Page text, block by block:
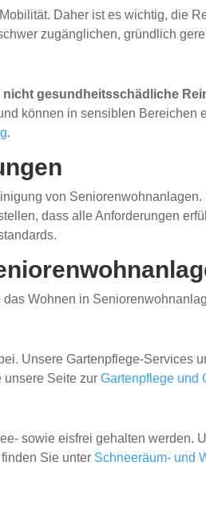
Daher ist es wichtig, die
zugänglichen, gründlich
nicht gesundheitsschädliche
können in sensiblen Bereichen
.
von
dass alle Anforderungen
Wohnen in
Unsere Gartenpflege-
unsere Seite zurGartenpflege und
sowie eisfrei gehalten werden.
Sie unter Schneeräum- und